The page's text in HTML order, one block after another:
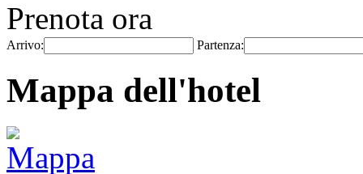
Prenota ora
Arrivo: Partenza:
Mappa dell'hotel